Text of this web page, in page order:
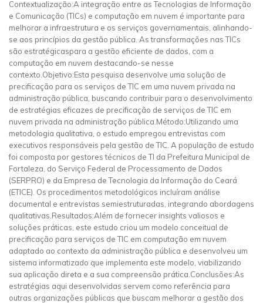
Contextualização:A integração entre as Tecnologias de Informação
e Comunicação (TICs) e computação em nuvem é importante para
melhorar a infraestrutura e os serviços governamentais, alinhando-
se aos princípios da gestão pública. As transformações nas TICs
são estratégicaspara a gestão eficiente de dados, com a
computação em nuvem destacando-se nesse
contexto.Objetivo:Esta pesquisa desenvolve uma solução de
precificação para os serviços de TIC em uma nuvem privada na
administração pública, buscando contribuir para o desenvolvimento
de estratégias eficazes de precificação de serviços de TIC em
nuvem privada na administração pública.Método:Utilizando uma
metodologia qualitativa, o estudo empregou entrevistas com
executivos responsáveis pela gestão de TIC. A população de estudo
foi composta por gestores técnicos de TI da Prefeitura Municipal de
Fortaleza, do Serviço Federal de Processamento de Dados
(SERPRO) e da Empresa de Tecnologia da Informação do Ceará
(ETICE). Os procedimentos metodológicos incluíram análise
documental e entrevistas semiestruturadas, integrando abordagens
qualitativas.Resultados:Além de fornecer insights valiosos e
soluções práticas, este estudo criou um modelo conceitual de
precificação para serviços de TIC em computação em nuvem
adaptado ao contexto da administração pública e desenvolveu um
sistema informatizado que implementa este modelo, viabilizando
sua aplicação direta e a sua compreensão prática.Conclusões:As
estratégias aqui desenvolvidas servem como referência para
outras organizações públicas que buscam melhorar a gestão dos